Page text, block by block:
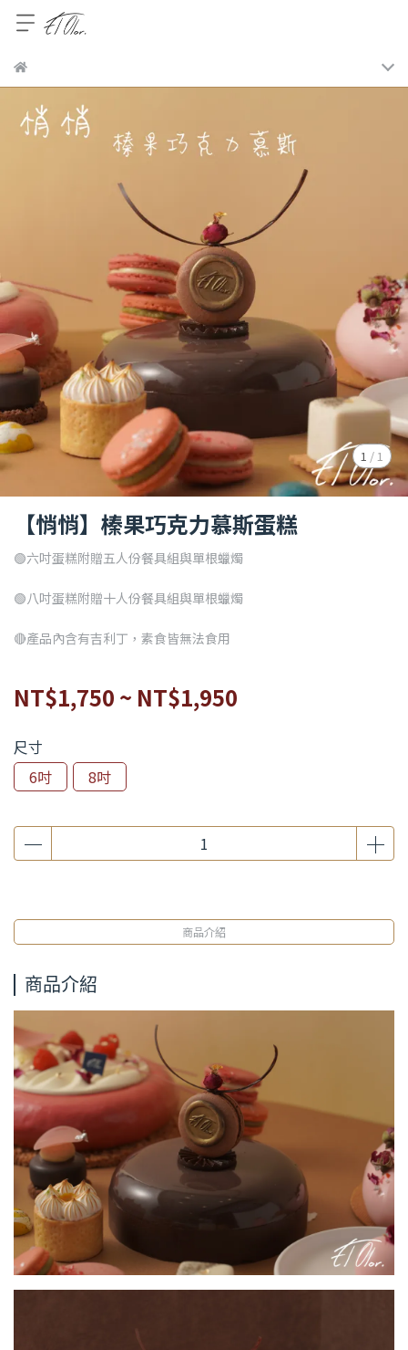
1 / 1
【悄悄】榛果巧克力慕斯蛋糕
🟢六吋蛋糕附贈五人份餐具組與單根蠟燭
🟢八吋蛋糕附贈十人份餐具組與單根蠟燭
🔴產品內含有吉利丁，素食皆無法食用
NT$1,750 ~ NT$1,950
尺寸
6吋
8吋
商品介紹
商品介紹